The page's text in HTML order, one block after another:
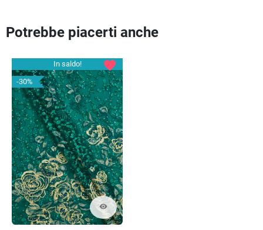
Potrebbe piacerti anche
In saldo!
-30%
visibility
favorite